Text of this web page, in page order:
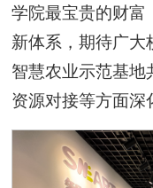
学院最宝贵的财富
新体系，期待广大
智慧农业示范基地
资源对接等方面深